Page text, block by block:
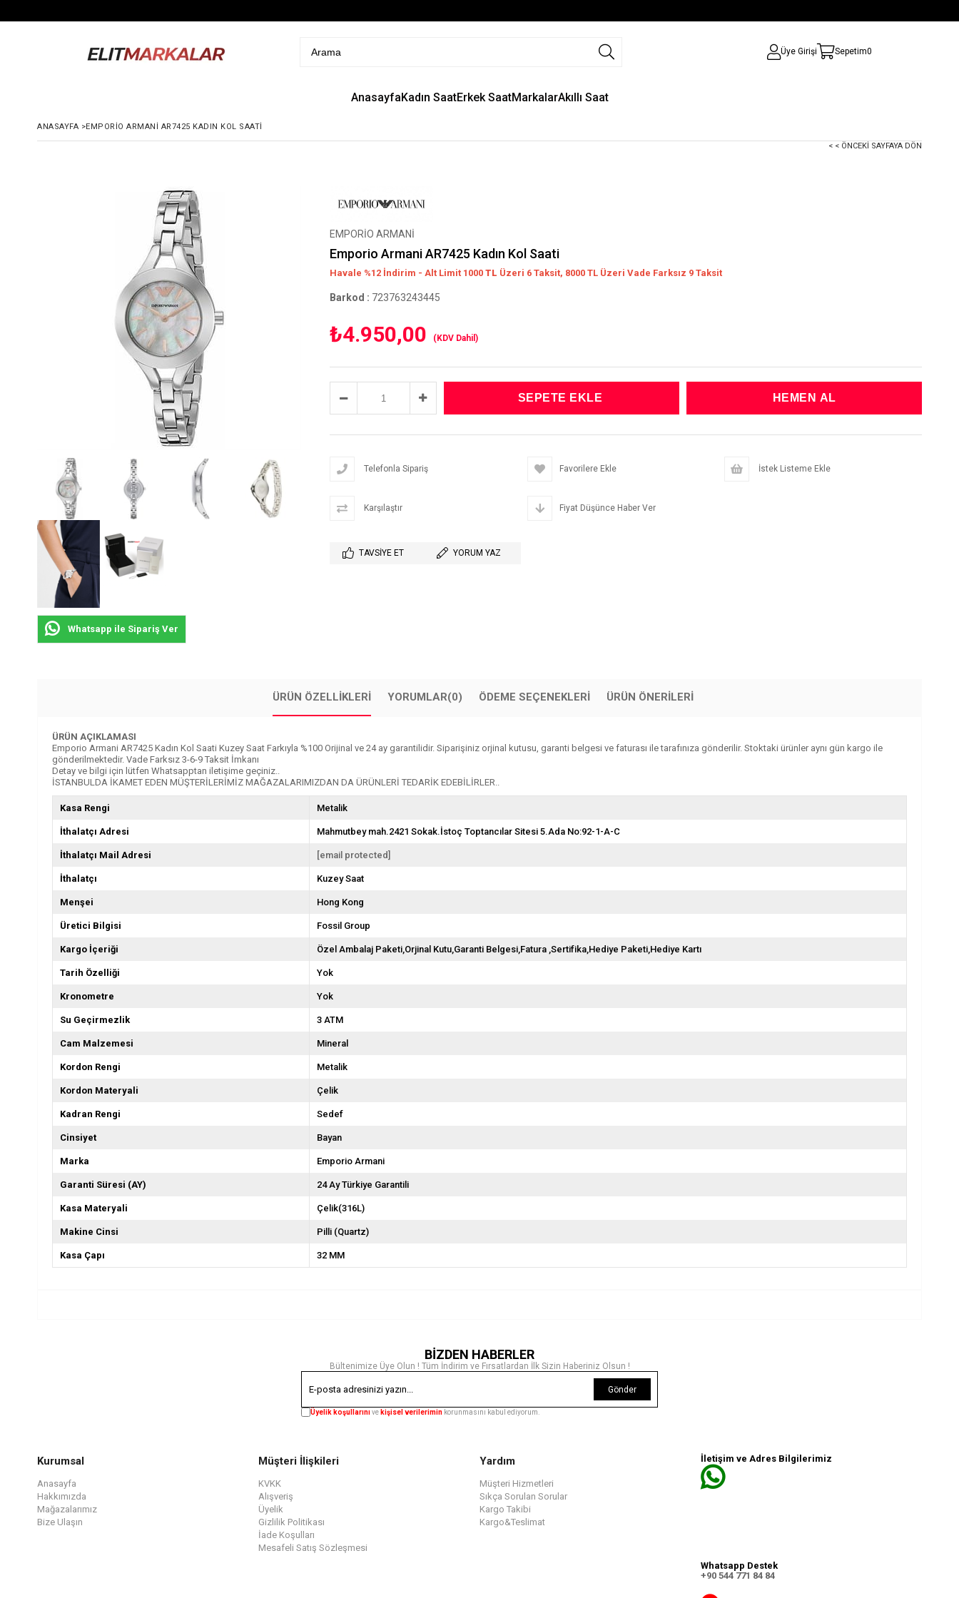
Üye Girişi Sepetim0
AnasayfaKadın SaatErkek SaatMarkalarAkıllı Saat
ANASAYFA >EMPORIO ARMANI AR7425 KADIN KOL SAATI
< < ÖNCEKI SAYFAYA DÖN
Whatsapp ile Sipariş Ver
EMPORİO ARMANİ
Emporio Armani AR7425 Kadın Kol Saati
Havale %12 İndirim - Alt Limit 1000 TL Üzeri 6 Taksit, 8000 TL Üzeri Vade Farksız 9 Taksit
Barkod : 723763243445
₺4.950,00 (KDV Dahil)
Telefonla Sipariş Favorilere Ekle İstek Listeme Ekle
Karşılaştır Fiyat Düşünce Haber Ver
TAVSIYE ET YORUM YAZ
ÜRÜN ÖZELLIKLERI YORUMLAR(0) ÖDEME SEÇENEKLERI ÜRÜN ÖNERILERI
ÜRÜN AÇIKLAMASI
Emporio Armani AR7425 Kadın Kol Saati Kuzey Saat Farkıyla %100 Orijinal ve 24 ay garantilidir. Siparişiniz orjinal kutusu, garanti belgesi ve faturası ile tarafınıza gönderilir. Stoktaki ürünler aynı gün kargo ile
gönderilmektedir. Vade Farksız 3-6-9 Taksit İmkanı
Detay ve bilgi için lütfen Whatsapptan iletişime geçiniz..
İSTANBULDA İKAMET EDEN MÜŞTERİLERİMİZ MAĞAZALARIMIZDAN DA ÜRÜNLERİ TEDARİK EDEBİLİRLER..
Kasa Rengi Metalik
İthalatçı Adresi Mahmutbey mah.2421 Sokak.İstoç Toptancılar Sitesi 5.Ada No:92-1-A-C
İthalatçı Mail Adresi [email protected]
İthalatçı Kuzey Saat
Menşei Hong Kong
Üretici Bilgisi Fossil Group
Kargo İçeriği Özel Ambalaj Paketi,Orjinal Kutu,Garanti Belgesi,Fatura ,Sertifika,Hediye Paketi,Hediye Kartı
Tarih Özelliği Yok
Kronometre Yok
Su Geçirmezlik 3 ATM
Cam Malzemesi Mineral
Kordon Rengi Metalik
Kordon Materyali Çelik
Kadran Rengi Sedef
Cinsiyet Bayan
Marka Emporio Armani
Garanti Süresi (AY) 24 Ay Türkiye Garantili
Kasa Materyali Çelik(316L)
Makine Cinsi Pilli (Quartz)
Kasa Çapı 32 MM
BİZDEN HABERLER
Bültenimize Üye Olun ! Tüm İndirim ve Fırsatlardan İlk Sizin Haberiniz Olsun !
Gönder
Üyelik koşullarınıve kişisel verilerimin korunmasını kabul ediyorum.
Kurumsal
Anasayfa
Hakkımızda
Mağazalarımız
Bize Ulaşın
Müşteri İlişkileri
KVKK
Alışveriş
Üyelik
Gizlilik Politikası
İade Koşulları
Mesafeli Satış Sözleşmesi
Yardım
Müşteri Hizmetleri
Sıkça Sorulan Sorular
Kargo Takibi
Kargo&Teslimat
İletişim ve Adres Bilgilerimiz
Whatsapp Destek
+90 544 771 84 84